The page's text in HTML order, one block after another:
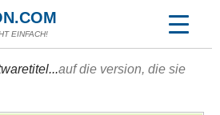
EINFACH!
auf die version, die sie